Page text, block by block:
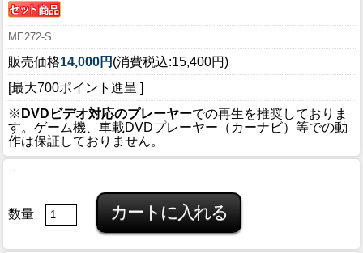
ME272-S
販売価格14,000円 (消費税込:15,400円)
[最大700ポイント進呈 ]
※ DVDビデオ対応のプレーヤーでの再生を推奨しておりま
す。ゲーム機、車載DVDプレーヤー（カーナビ）等での動
作は保証しておりません。
数量